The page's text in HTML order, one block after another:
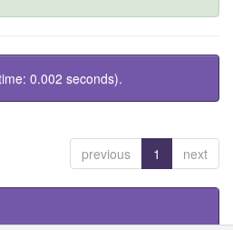
0.002 seconds).
previous 1 next